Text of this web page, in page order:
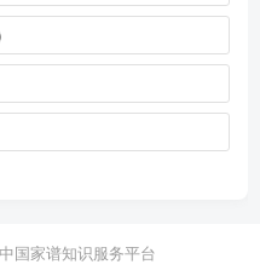
中国家谱知识服务平台